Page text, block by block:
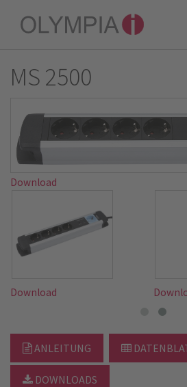
MS 2500
Download
Download
ANLEITUNG
DOWNLOADS